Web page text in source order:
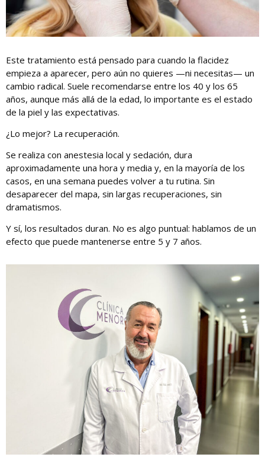
Este tratamiento está pensado para cuando la flacidez
empieza a aparecer, pero aún no quieres —ni necesitas— un
cambio radical. Suele recomendarse entre los 40 y los 65
años, aunque más allá de la edad, lo importante es el estado
de la piel y las expectativas.
¿Lo mejor? La recuperación.
Se realiza con anestesia local y sedación, dura
aproximadamente una hora y media y, en la mayoría de los
casos, en una semana puedes volver a tu rutina. Sin
desaparecer del mapa, sin largas recuperaciones, sin
dramatismos.
Y sí, los resultados duran. No es algo puntual: hablamos de un
efecto que puede mantenerse entre 5 y 7 años.